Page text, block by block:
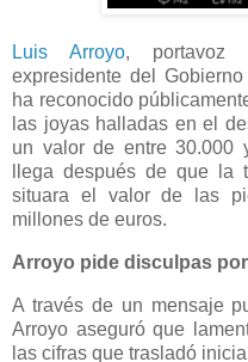
Luis Arroyo, portavoz
expresidente del Gobierno
ha reconocido
las joyas halladas en el
un valor de entre 30.000
llega después de que la
situara el valor de las
millones de euros.
Arroyo pide disculpas
A través de un mensaje
Arroyo aseguró que
las cifras que trasladó